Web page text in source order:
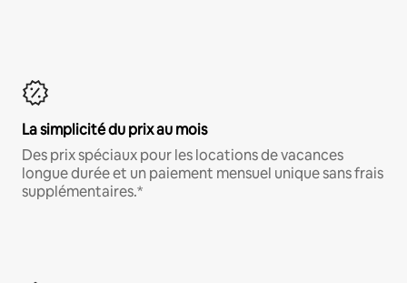
La simplicité du prix au mois
Des prix spéciaux pour les locations de vacances
longue durée et un paiement mensuel unique sans frais
supplémentaires.*